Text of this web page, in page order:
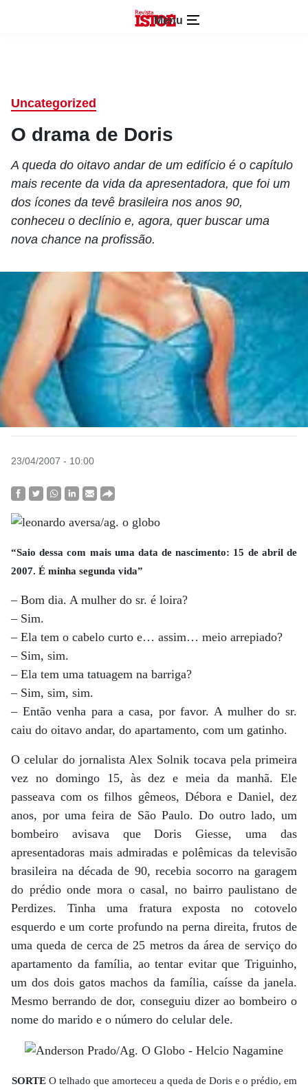
Menu
Uncategorized
O drama de Doris
A queda do oitavo andar de um edifício é o capítulo
mais recente da vida da apresentadora, que foi um
dos ícones da tevê brasileira nos anos 90,
conheceu o declínio e, agora, quer buscar uma
nova chance na profissão.
23/04/2007 - 10:00
“Saio dessa com mais uma data de nascimento: 15 de abril de
2007. É minha segunda vida”
– Bom dia. A mulher do sr. é loira?
– Sim.
– Ela tem o cabelo curto e… assim… meio arrepiado?
– Sim, sim.
– Ela tem uma tatuagem na barriga?
– Sim, sim, sim.
– Então venha para a casa, por favor. A mulher do sr.
caiu do oitavo andar, do apartamento, com um gatinho.
O celular do jornalista Alex Solnik tocava pela primeira
vez no domingo 15, às dez e meia da manhã. Ele
passeava com os filhos gêmeos, Débora e Daniel, dez
anos, por uma feira de São Paulo. Do outro lado, um
bombeiro avisava que Doris Giesse, uma das
apresentadoras mais admiradas e polêmicas da televisão
brasileira na década de 90, recebia socorro na garagem
do prédio onde mora o casal, no bairro paulistano de
Perdizes. Tinha uma fratura exposta no cotovelo
esquerdo e um corte profundo na perna direita, frutos de
uma queda de cerca de 25 metros da área de serviço do
apartamento da família, ao tentar evitar que Triguinho,
um dos dois gatos machos da família, caísse da janela.
Mesmo berrando de dor, conseguiu dizer ao bombeiro o
nome do marido e o número do celular dele.
SORTEO telhado que amorteceu a queda de Doris e o prédio, em